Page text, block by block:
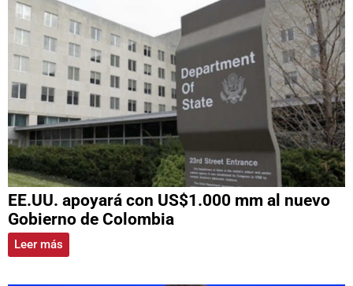
EE.UU. apoyará con US$1.000 mm al nuevo
Gobierno de Colombia
Leer más